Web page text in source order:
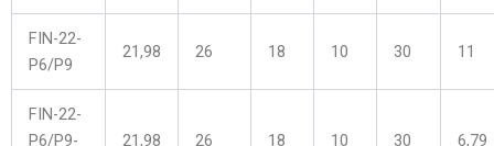
FIN-22-
P6/P9
21,98 26 18 10 30 11
FIN-22-
P6/P9-
21,98 26 18 10 30 6,79